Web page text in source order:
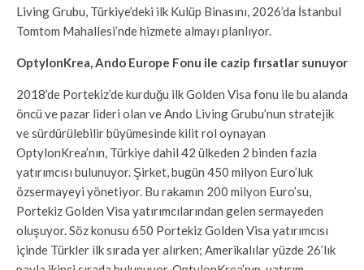
Living Grubu, Türkiye’deki ilk Kulüp Binasını, 2026’da İstanbul
Tomtom Mahallesi’nde hizmete almayı planlıyor.
OptylonKrea, Ando Europe Fonu ile cazip fırsatlar sunuyor
2018’de Portekiz’de kurduğu ilk Golden Visa fonu ile bu alanda
öncü ve pazar lideri olan ve Ando Living Grubu’nun stratejik
ve sürdürülebilir büyümesinde kilit rol oynayan
OptylonKrea’nın, Türkiye dahil 42 ülkeden 2 binden fazla
yatırımcısı bulunuyor. Şirket, bugün 450 milyon Euro’luk
özsermayeyi yönetiyor. Bu rakamın 200 milyon Euro’su,
Portekiz Golden Visa yatırımcılarından gelen sermayeden
oluşuyor. Söz konusu 650 Portekiz Golden Visa yatırımcısı
içinde Türkler ilk sırada yer alırken; Amerikalılar yüzde 26’lık